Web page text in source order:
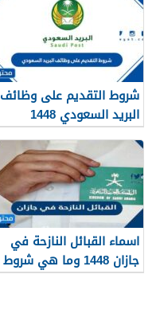
شروط التقديم على وظائف
البريد السعودي 1448
اسماء القبائل النازحة في
جازان 1448 وما هي شروط
تجنيسها